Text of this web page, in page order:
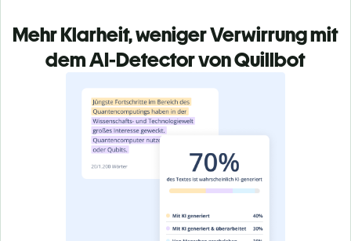
Mehr Klarheit, weniger Verwirrung mit
dem AI-Detector von Quillbot